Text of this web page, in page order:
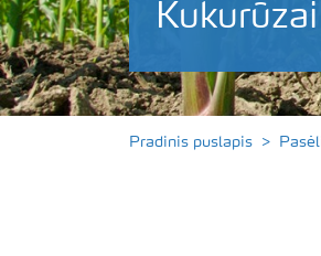
Kukurūzai
Pradinis puslapis